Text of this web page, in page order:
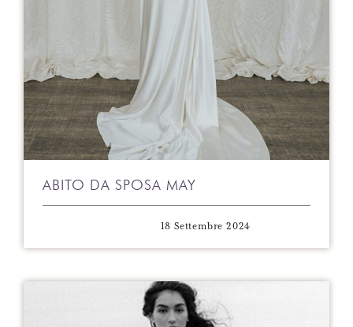
ABITO DA SPOSA MAY
18 Settembre 2024